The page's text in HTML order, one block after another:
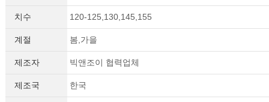
치수 120-125,130,145,155
계절 봄,가을
제조자 빅앤조이 협력업체
제조국 한국